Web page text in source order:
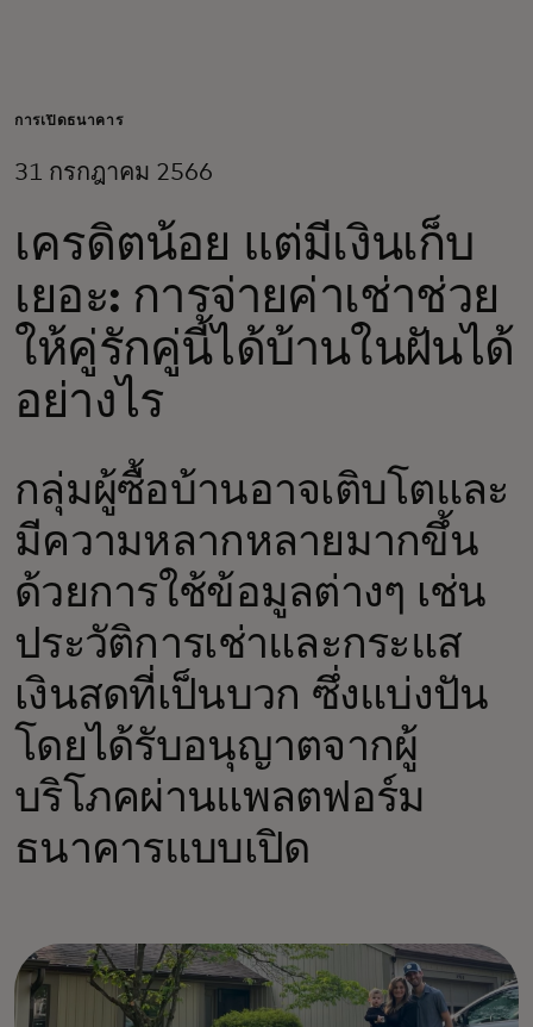
สำหรับธุรกิจ
สำหรับผู้สร้างนวัตกรรม
ข่าวสารและแนวโน้ม
การเปิดธนาคาร
31 กรกฎาคม 2566
เครดิตน้อย แต่มีเงินเก็บ
เยอะ: การจ่ายค่าเช่าช่วย
ให้คู่รักคู่นี้ได้บ้านในฝันได้
อย่างไร
กลุ่มผู้ซื้อบ้านอาจเติบโตและ
มีความหลากหลายมากขึ้น
ด้วยการใช้ข้อมูลต่างๆ เช่น
ประวัติการเช่าและกระแส
เงินสดที่เป็นบวก ซึ่งแบ่งปัน
โดยได้รับอนุญาตจากผู้
บริโภคผ่านแพลตฟอร์ม
ธนาคารแบบเปิด